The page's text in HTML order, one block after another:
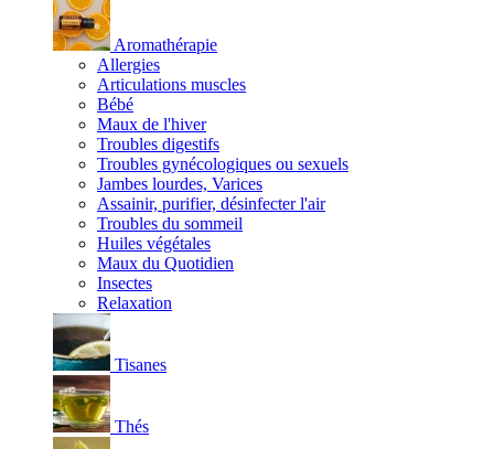
Aromathérapie
Allergies
Articulations muscles
Bébé
Maux de l'hiver
Troubles digestifs
Troubles gynécologiques ou sexuels
Jambes lourdes, Varices
Assainir, purifier, désinfecter l'air
Troubles du sommeil
Huiles végétales
Maux du Quotidien
Insectes
Relaxation
Tisanes
Thés